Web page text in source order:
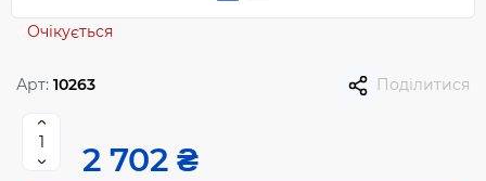
Очікується
Арт: 10263 Поділитися
2 702 ₴